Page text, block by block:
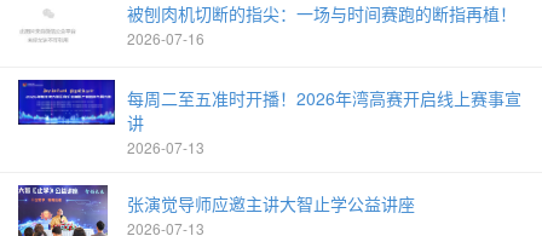
被刨肉机切断的指尖：一场与时间赛跑的断指再植！
2026-07-16
每周二至五准时开播！2026年湾高赛开启线上赛事宣
讲
2026-07-13
张演觉导师应邀主讲大智止学公益讲座
2026-07-13